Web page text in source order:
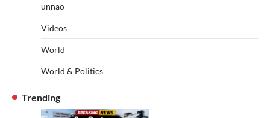
unnao
Videos
World
World & Politics
Trending